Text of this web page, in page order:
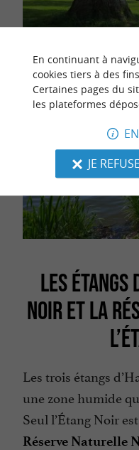
LES ÉTANGS
NOIR ET LA
Les trois étangs
une zone humide
Seul l’Étang Noir
Réserve Naturelle
En continuant à
cookies tiers à des
Certaines pages du
les plateformes
JE REFUSE